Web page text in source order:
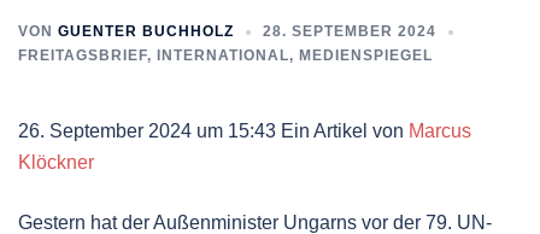
VON GUENTER BUCHHOLZ
28. SEPTEMBER 2024
FREITAGSBRIEF, INTERNATIONAL, MEDIENSPIEGEL
26. September 2024 um 15:43 Ein Artikel von Marcus
Klöckner
Gestern hat der Außenminister Ungarns vor der 79. UN-